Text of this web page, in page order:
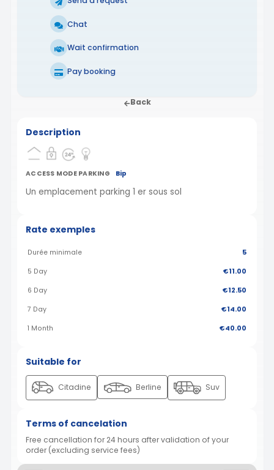
Chat
Wait confirmation
Pay booking
Back
Description
ACCESS MODE PARKING Bip
Un emplacement parking 1 er sous sol
Rate exemples
Durée minimale 5
5 Day €11.00
6 Day €12.50
7 Day €14.00
1 Month €40.00
Suitable for
Citadine Berline Suv
Terms of cancelation
Free cancellation for 24 hours after validation of your
order (excluding service fees)